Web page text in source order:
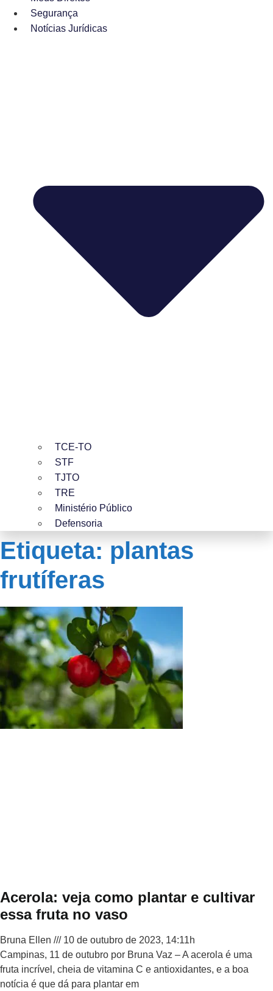
Segurança
Notícias Jurídicas
TCE-TO
STF
TJTO
TRE
Ministério Público
Defensoria
Etiqueta: plantas
frutíferas
Acerola: veja como plantar e cultivar
essa fruta no vaso
Bruna Ellen
10 de outubro de 2023, 14:11h
Campinas, 11 de outubro por Bruna Vaz – A acerola é uma
fruta incrível, cheia de vitamina C e antioxidantes, e a boa
notícia é que dá para plantar em